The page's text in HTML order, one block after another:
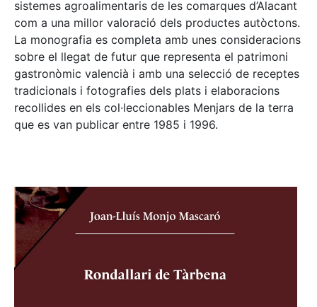
sistemes agroalimentaris de les comarques d’Alacant
com a una millor valoració dels productes autòctons.
La monografia es completa amb unes consideracions
sobre el llegat de futur que representa el patrimoni
gastronòmic valencià i amb una selecció de receptes
tradicionals i fotografies dels plats i elaboracions
recollides en els col·leccionables Menjars de la terra
que es van publicar entre 1985 i 1996.